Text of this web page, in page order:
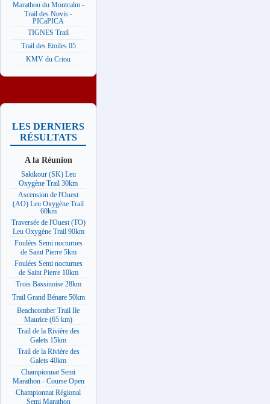
Marathon du Montcalm -
Trail des Novis -
PICaPICA
TIGNES Trail
Trail des Etoiles 05
KMV du Criou
LES DERNIERS
RÉSULTATS
A la Réunion
Sakikour (SK) Leu
Oxygène Trail 30km
Ascension de l'Ouest
(AO) Leu Oxygène Trail
60km
Traversée de l'Ouest (TO)
Leu Oxygène Trail 90km
Foulées Semi nocturnes
de Saint Pierre 5km
Foulées Semi nocturnes
de Saint Pierre 10km
Trois Bassinoise 28km
Trail Grand Bénare 50km
Beachcomber Trail Ile
Maurice (65 km)
Trail de la Rivière des
Galets 15km
Trail de la Rivière des
Galets 40km
Championnat Semi
Marathon - Course Open
Championnat Régional
Semi Marathon